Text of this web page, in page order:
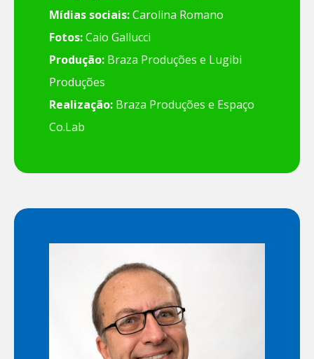
Mídias sociais:Carolina Romano
Fotos:Caio Gallucci
Produção: Braza Produções e Lugibi
Produções
Realização: Braza Produções e Espaço
Co.Lab